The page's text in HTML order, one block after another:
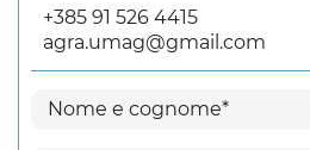
+385 91 526 4415
agra.umag@gmail.com